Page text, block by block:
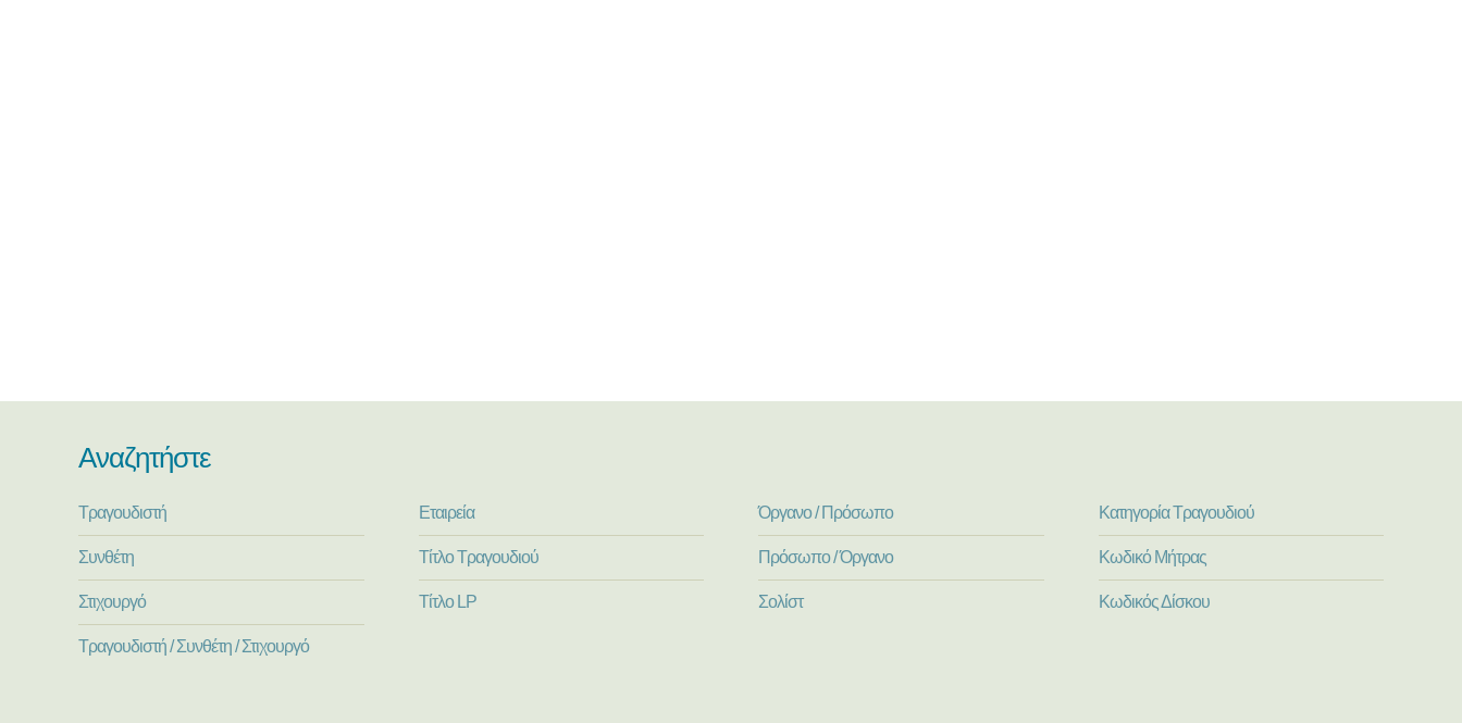
Αναζητήστε
Τραγουδιστή
Συνθέτη
Στιχουργό
Τραγουδιστή / Συνθέτη / Στιχουργό
Εταιρεία
Τίτλο Τραγουδιού
Τίτλο LP
Όργανο / Πρόσωπο
Πρόσωπο / Όργανο
Σολίστ
Κατηγορία Τραγουδιού
Κωδικό Μήτρας
Κωδικός Δίσκου